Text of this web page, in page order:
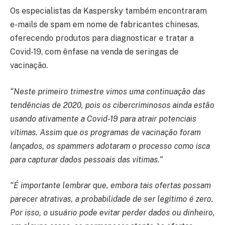
Os especialistas da Kaspersky também encontraram
e-mails de spam em nome de fabricantes chinesas,
oferecendo produtos para diagnosticar e tratar a
Covid-19, com ênfase na venda de seringas de
vacinação.
“Neste primeiro trimestre vimos uma continuação das
tendências de 2020, pois os cibercriminosos ainda estão
usando ativamente a Covid-19 para atrair potenciais
vítimas. Assim que os programas de vacinação foram
lançados, os spammers adotaram o processo como isca
para capturar dados pessoais das vítimas.”
“É importante lembrar que, embora tais ofertas possam
parecer atrativas, a probabilidade de ser legítimo é zero.
Por isso, o usuário pode evitar perder dados ou dinheiro,